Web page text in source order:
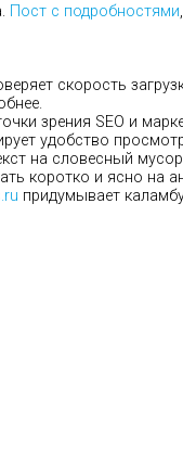
Пост с подробностями,
скорость
зрения SEO и
удобство
на словесный
коротко и ясно на
придумывает